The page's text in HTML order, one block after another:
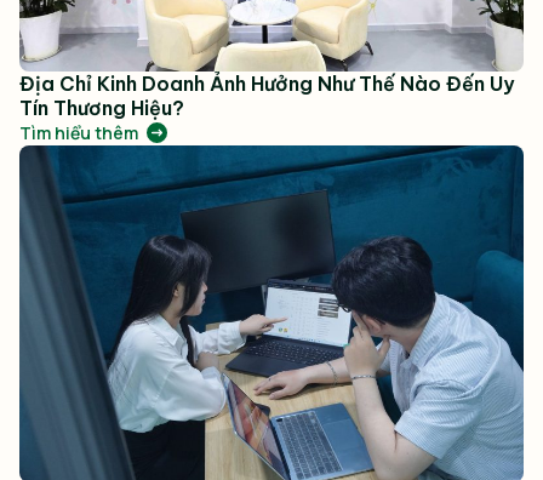
Địa Chỉ Kinh Doanh Ảnh Hưởng Như Thế Nào Đến Uy
Tín Thương Hiệu?
Tìm hiểu thêm